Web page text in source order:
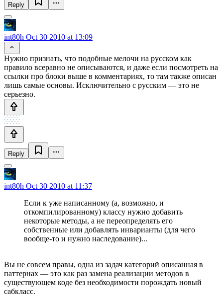
Reply
int80h Oct 30 2010 at 13:09
Нужно признать, что подобные мелочи на русском как
правило всеравно не описываются, и даже если посмотреть на
ссылки про блоки выше в комментариях, то там также описан
лишь самые основы. Исключительно с русским — это не
серьезно.
Reply
int80h Oct 30 2010 at 11:37
Если к уже написанному (а, возможно, и
откомпилированному) классу нужно добавить
некоторые методы, а не переопределять его
собственные или добавлять инварианты (для чего
вообще-то и нужно наследование)...
Вы не совсем правы, одна из задач категорий описанная в
паттернах — это как раз замена реализации методов в
существующем коде без необходимости порождать новый
сабкласс.